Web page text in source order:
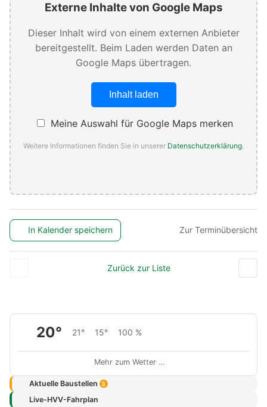
Externe Inhalte von Google Maps
Dieser Inhalt wird von einem externen Anbieter
bereitgestellt. Beim Laden werden Daten an
Google Maps übertragen.
Inhalt laden
Meine Auswahl für Google Maps merken
Weitere Informationen finden Sie in unserer Datenschutzerklärung.
In Kalender speichern Zur Terminübersicht
Zurück zur Liste
20° 21° 15° 100 %
Mehr zum Wetter …
Aktuelle Baustellen 3
Live-HVV-Fahrplan